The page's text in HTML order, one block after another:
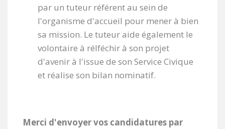
par un tuteur référent au sein de
l'organisme d'accueil pour menerà bien
sa mission. Le tuteuraide également le
volontaire à rélféchirà son projet
d'avenirà l'issue de son Service Civique
et réalise son bilan nominatif.
Merci d'envoyer vos candidatures par